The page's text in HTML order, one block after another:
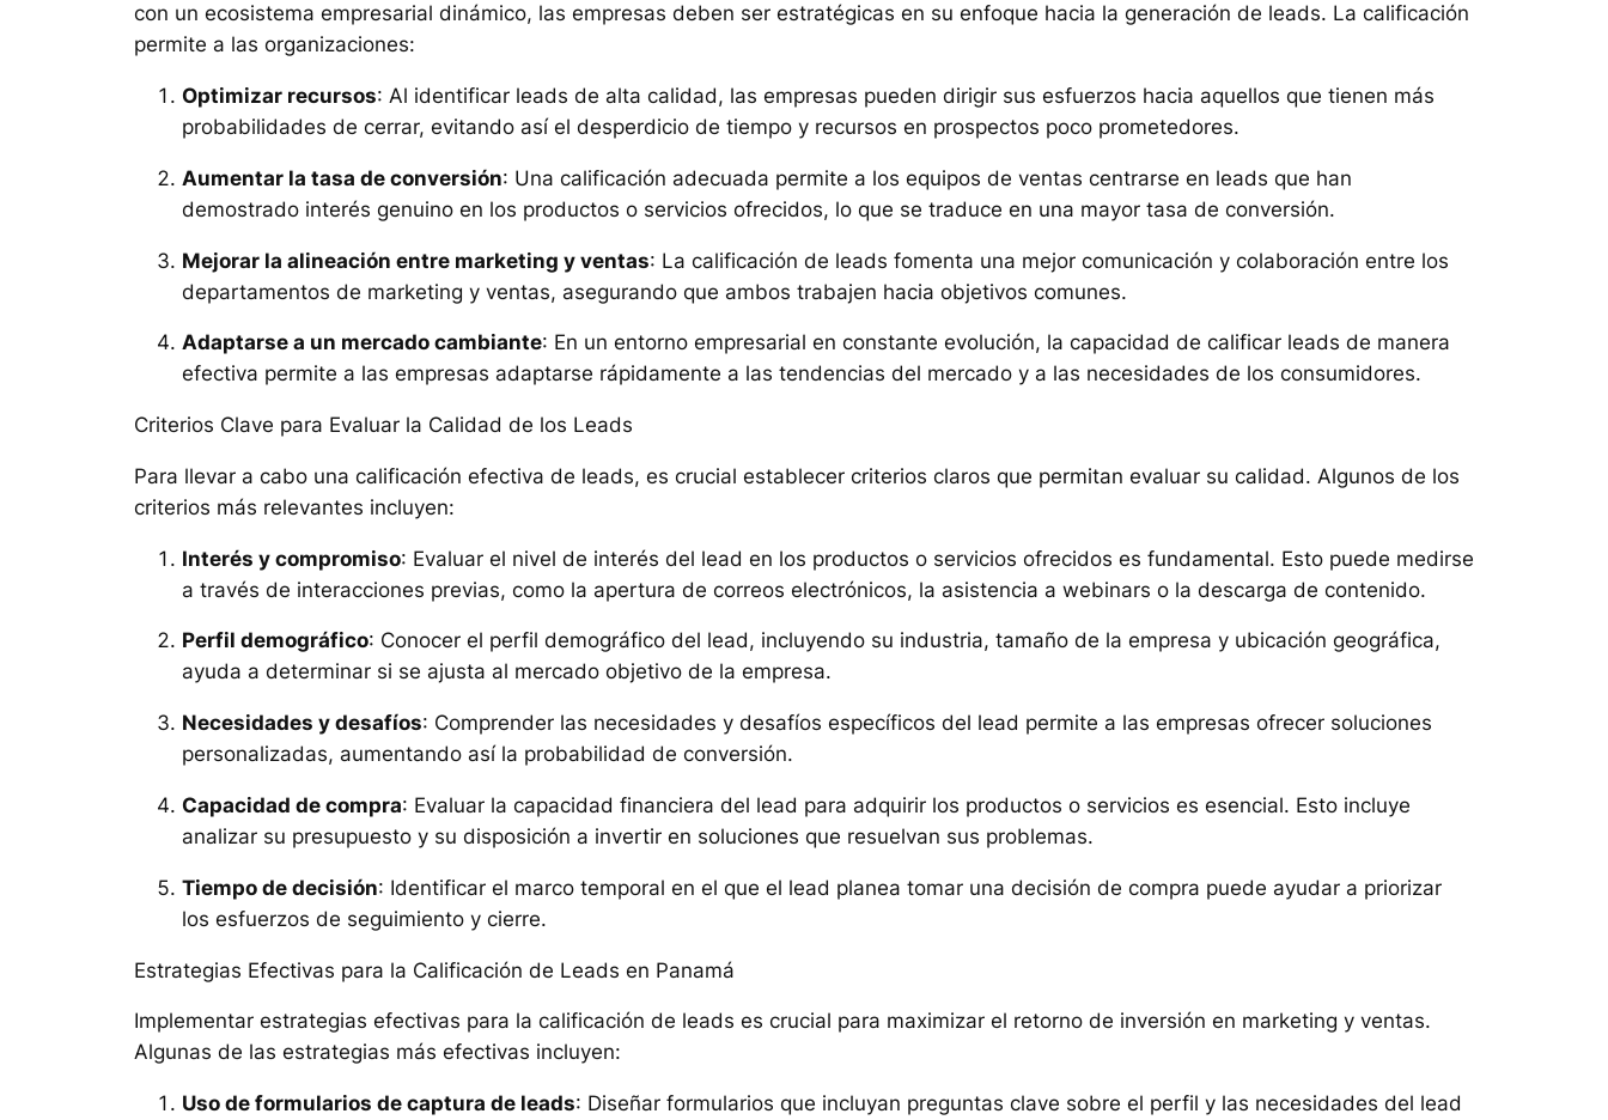
con un ecosistema empresarial dinámico, las empresas deben ser estratégicas en su enfoque hacia la generación de leads. La calificación
permite a las organizaciones:
Optimizar recursos: Al identificar leads de alta calidad, las empresas pueden dirigir sus esfuerzos hacia aquellos que tienen más
probabilidades de cerrar, evitando así el desperdicio de tiempo y recursos en prospectos poco prometedores.
Aumentar la tasa de conversión: Una calificación adecuada permite a los equipos de ventas centrarse en leads que han
demostrado interés genuino en los productos o servicios ofrecidos, lo que se traduce en una mayor tasa de conversión.
Mejorar la alineación entre marketing y ventas: La calificación de leads fomenta una mejor comunicación y colaboración entre los
departamentos de marketing y ventas, asegurando que ambos trabajen hacia objetivos comunes.
Adaptarse a un mercado cambiante: En un entorno empresarial en constante evolución, la capacidad de calificar leads de manera
efectiva permite a las empresas adaptarse rápidamente a las tendencias del mercado y a las necesidades de los consumidores.
Criterios Clave para Evaluar la Calidad de los Leads
Para llevar a cabo una calificación efectiva de leads, es crucial establecer criterios claros que permitan evaluar su calidad. Algunos de los
criterios más relevantes incluyen:
Interés y compromiso: Evaluar el nivel de interés del lead en los productos o servicios ofrecidos es fundamental. Esto puede medirse
a través de interacciones previas, como la apertura de correos electrónicos, la asistencia a webinars o la descarga de contenido.
Perfil demográfico: Conocer el perfil demográfico del lead, incluyendo su industria, tamaño de la empresa y ubicación geográfica,
ayuda a determinar si se ajusta al mercado objetivo de la empresa.
Necesidades y desafíos: Comprender las necesidades y desafíos específicos del lead permite a las empresas ofrecer soluciones
personalizadas, aumentando así la probabilidad de conversión.
Capacidad de compra: Evaluar la capacidad financiera del lead para adquirir los productos o servicios es esencial. Esto incluye
analizar su presupuesto y su disposición a invertir en soluciones que resuelvan sus problemas.
Tiempo de decisión: Identificar el marco temporal en el que el lead planea tomar una decisión de compra puede ayudar a priorizar
los esfuerzos de seguimiento y cierre.
Estrategias Efectivas para la Calificación de Leads en Panamá
Implementar estrategias efectivas para la calificación de leads es crucial para maximizar el retorno de inversión en marketing y ventas.
Algunas de las estrategias más efectivas incluyen:
Uso de formularios de captura de leads: Diseñar formularios que incluyan preguntas clave sobre el perfil y las necesidades del lead